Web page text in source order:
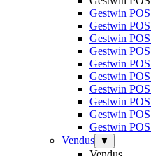
Gestwin
Gestwin
Gestwin
Gestwin
Gestwin
Gestwin
Gestwin
Gestwin
Gestwin
Gestwin
Vendus
▼